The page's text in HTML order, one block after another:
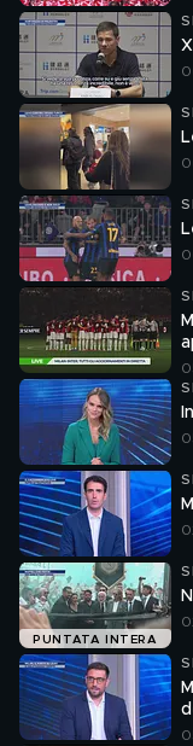
PUNTATA INTERA